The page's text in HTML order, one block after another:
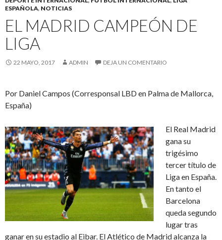
ESPAÑOLA, NOTICIAS
EL MADRID CAMPEÓN DE
LIGA
22 MAYO, 2017 ADMIN DEJA UN COMENTARIO
Por Daniel Campos (Corresponsal LBD en Palma de Mallorca,
España)
El Real Madrid
gana su
trigésimo
tercer título de
Liga en España.
En tanto el
Barcelona
queda segundo
lugar tras
ganar en su estadio al Eibar. El Atlético de Madrid alcanza la